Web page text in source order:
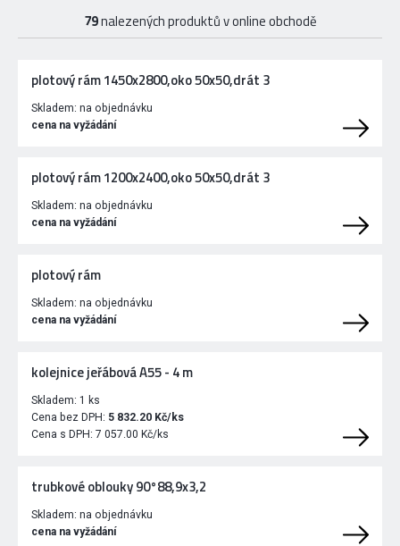
79nalezených produktů v online obchodě
plotový rám 1450x2800,oko 50x50,drát 3
Skladem: na objednávku
cena na vyžádání
plotový rám 1200x2400,oko 50x50,drát 3
Skladem: na objednávku
cena na vyžádání
plotový rám
Skladem: na objednávku
cena na vyžádání
kolejnice jeřábová A55 - 4 m
Skladem: 1 ks
Cena bez DPH: 5 832.20 Kč/ks
Cena s DPH: 7 057.00 Kč/ks
trubkové oblouky 90°88,9x3,2
Skladem: na objednávku
cena na vyžádání